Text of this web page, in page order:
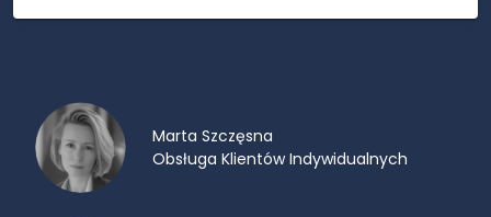
Marta Szczęsna
Obsługa Klientów Indywidualnych